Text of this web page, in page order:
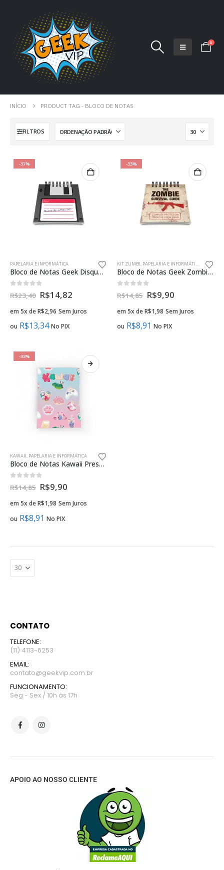
0
INÍCIO PRODUCT TAG - BLOCO DE NOTAS
FILTROS
-37%
PAPELARIA E INFORMÁTICA
Bloco de Notas Geek Disquete
fora de 5
R$23,40 R$14,82
em 5x deR$2,96 Sem Juros
ou R$13,34 No PIX
-33%
KIT ZUMBI, PAPELARIA E INFORMÁTICA
Bloco de Notas Geek Zombie Survival Guide
fora de 5
R$14,85 R$9,90
em 5x deR$1,98 Sem Juros
ou R$8,91 No PIX
-33%
KAWAII, PAPELARIA E INFORMÁTICA
Bloco de Notas Kawaii Presente Criativo Geek
fora de 5
R$14,85 R$9,90
em 5x deR$1,98 Sem Juros
ou R$8,91 No PIX
CONTATO
TELEFONE:
(11) 4113-6253
EMAIL:
contato@geekvip.com.br
FUNCIONAMENTO:
Seg - Sex / 10h às 17h
APOIO AO NOSSO CLIENTE